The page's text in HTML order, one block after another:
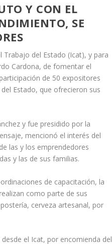
Y CON EL
SE
Trabajo del Estado (Icat), y para
Cardona, de fomentar el
de 50 expositores
Estado, que ofrecieron sus
y fue presidido por la
mencionó el interés del
las y los emprendedores
y las de sus familias.
de capacitación, la
como parte de sus
cerveza artesanal, por
el Icat, por encomienda del